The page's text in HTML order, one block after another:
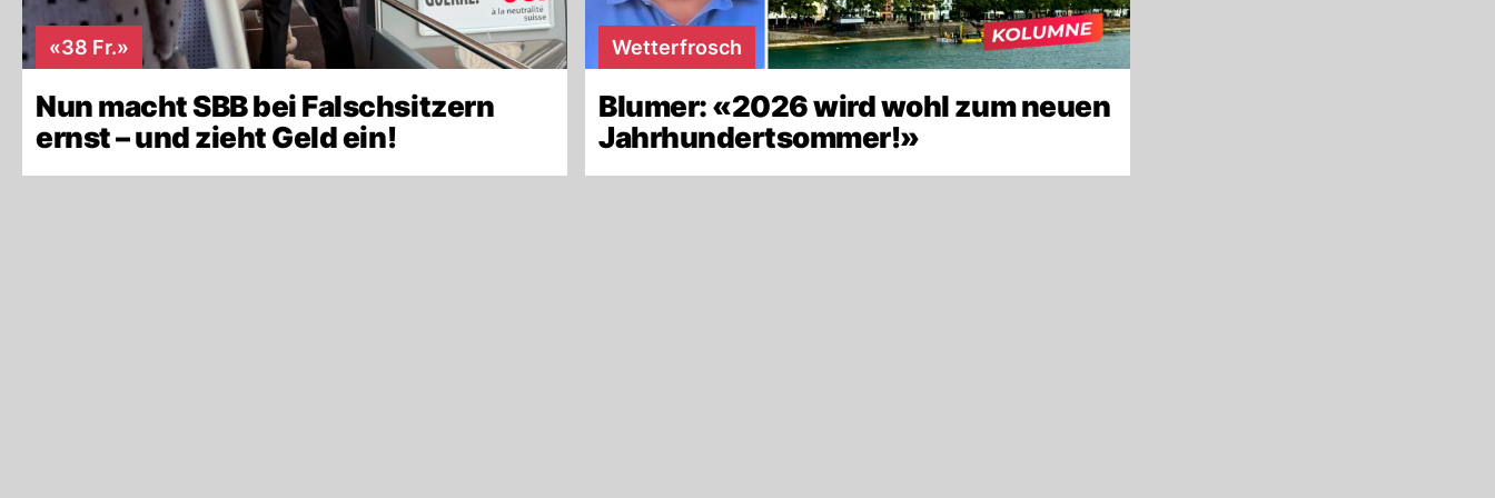
«38 Fr.»
Nun macht SBB bei Falschsitzern
ernst – und zieht Geld ein!
Wetterfrosch
Blumer: «2026 wird wohl zum neuen
Jahrhundertsommer!»